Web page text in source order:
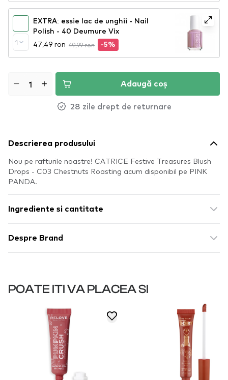
1
EXTRA: essie lac de unghii - Nail
Polish - 40 Deumure Vix
47,49 ron 49,99 ron -5%
Adaugă coș
28 zile drept de returnare
Descrierea produsului
Nou pe rafturile noastre! CATRICE Festive Treasures Blush
Drops - C03 Chestnuts Roasting acum disponibil pe PINK
PANDA.
Ingrediente si cantitate
Despre Brand
POATE ITI VA PLACEA SI